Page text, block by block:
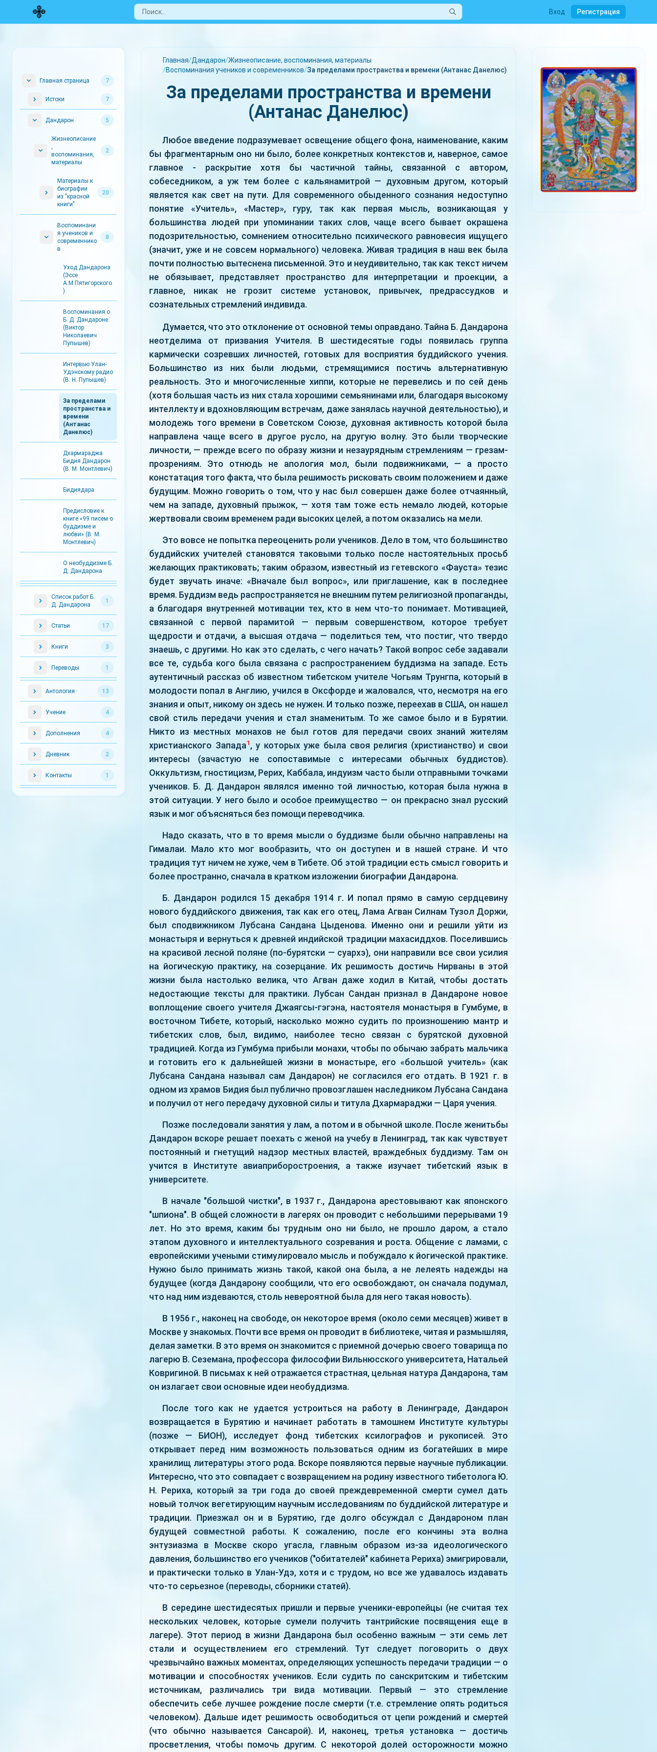
Вход Регистрация
Главная страница 7
Истоки 7
Дандарон 5
Жизнеописание
,
воспоминания,
материалы
2
Материалы к
биографии
из "красной
книги"
20
Воспоминани
я учеников и
современнико
в
8
Уход Дандарона
(Эссе
А.М.Пятигорского
)
Воспоминания о
Б. Д. Дандароне
(Виктор
Николаевич
Пупышев)
Интервью Улан-
Удэнскому радио
(В. Н. Пупышев)
За пределами
пространства и
времени
(Антанас
Данелюс)
Дхармараджа
Бидия Дандарон
(В. М. Монтлевич)
Бидиядара
Предисловие к
книге «99 писем о
буддизме и
любви» (В. М.
Монтлевич)
О необуддизме Б.
Д. Дандарона
Список работ Б.
Д. Дандарона
1
Статьи 17
Книги 3
Переводы 1
Антология 13
Учение 4
Дополнения 4
Дневник 2
Контакты 1
Главная/Дандарон/Жизнеописание, воспоминания, материалы
/Воспоминания учеников и современников/За пределами пространства и времени (Антанас Данелюс)
За пределами пространства и времени
(Антанас Данелюс)
Любое введение подразумевает освещение общего фона, наименование, каким
бы фрагментарным оно ни было, более конкретных контекстов и, наверное, самое
главное - раскрытие хотя бы частичной тайны, связанной с автором,
собеседником, а уж тем более с кальянамитрой — духовным другом, который
является как свет на пути. Для современного обыденного сознания недоступно
понятие «Учитель», «Мастер», гуру, так как первая мысль, возникающая у
большинства людей при упоминании таких слов, чаще всего бывает окрашена
подозрительностью, сомнением относительно психического равновесия ищущего
(значит, уже и не совсем нормального) человека. Живая традиция в наш век была
почти полностью вытеснена письменной. Это и неудивительно, так как текст ничем
не обязывает, представляет пространство для интерпретации и проекции, а
главное, никак не грозит системе установок, привычек, предрассудков и
сознательных стремлений индивида.
Думается, что это отклонение от основной темы оправдано. Тайна Б. Дандарона
неотделима от призвания Учителя. В шестидесятые годы появилась группа
кармически созревших личностей, готовых для восприятия буддийского учения.
Большинство из них были людьми, стремящимися постичь альтернативную
реальность. Это и многочисленные хиппи, которые не перевелись и по сей день
(хотя большая часть из них стала хорошими семьянинами или, благодаря высокому
интеллекту и вдохновляющим встречам, даже занялась научной деятельностью), и
молодежь того времени в Советском Союзе, духовная активность которой была
направлена чаще всего в другое русло, на другую волну. Это были творческие
личности, — прежде всего по образу жизни и незаурядным стремлениям — грезам-
прозрениям. Это отнюдь не апология мол, были подвижниками, — а просто
констатация того факта, что была решимость рисковать своим положением и даже
будущим. Можно говорить о том, что у нас был совершен даже более отчаянный,
чем на западе, духовный прыжок, — хотя там тоже есть немало людей, которые
жертвовали своим временем ради высоких целей, а потом оказались на мели.
Это вовсе не попытка переоценить роли учеников. Дело в том, что большинство
буддийских учителей становятся таковыми только после настоятельных просьб
желающих практиковать; таким образом, известный из гетевского «Фауста» тезис
будет звучать иначе: «Вначале был вопрос», или приглашение, как в последнее
время. Буддизм ведь распространяется не внешним путем религиозной пропаганды,
а благодаря внутренней мотивации тех, кто в нем что-то понимает. Мотивацией,
связанной с первой парамитой — первым совершенством, которое требует
щедрости и отдачи, а высшая отдача — поделиться тем, что постиг, что твердо
знаешь, с другими. Но как это сделать, с чего начать? Такой вопрос себе задавали
все те, судьба кого была связана с распространением буддизма на западе. Есть
аутентичный рассказ об известном тибетском учителе Чогьям Трунгпа, который в
молодости попал в Англию, учился в Оксфорде и жаловался, что, несмотря на его
знания и опыт, никому он здесь не нужен. И только позже, переехав в США, он нашел
свой стиль передачи учения и стал знаменитым. То же самое было и в Бурятии.
Никто из местных монахов не был готов для передачи своих знаний жителям
христианского Запада1, у которых уже была своя религия (христианство) и свои
интересы (зачастую не сопоставимые с интересами обычных буддистов).
Оккультизм, гностицизм, Рерих, Каббала, индуизм часто были отправными точками
учеников. Б. Д. Дандарон являлся именно той личностью, которая была нужна в
этой ситуации. У него было и особое преимущество — он прекрасно знал русский
язык и мог объясняться без помощи переводчика.
Надо сказать, что в то время мысли о буддизме были обычно направлены на
Гималаи. Мало кто мог вообразить, что он доступен и в нашей стране. И что
традиция тут ничем не хуже, чем в Тибете. Об этой традиции есть смысл говорить и
более пространно, сначала в кратком изложении биографии Дандарона.
Б. Дандарон родился 15 декабря 1914 г. И попал прямо в самую сердцевину
нового буддийского движения, так как его отец, Лама Агван Силнам Тузол Доржи,
был сподвижником Лубсана Сандана Цыденова. Именно они и решили уйти из
монастыря и вернуться к древней индийской традиции махасиддхов. Поселившись
на красивой лесной поляне (по-бурятски — суархэ), они направили все свои усилия
на йогическую практику, на созерцание. Их решимость достичь Нирваны в этой
жизни была настолько велика, что Агван даже ходил в Китай, чтобы достать
недостающие тексты для практики. Лубсан Сандан признал в Дандароне новое
воплощение своего учителя Джаягсы-гэгэна, настоятеля монастыря в Гумбуме, в
восточном Тибете, который, насколько можно судить по произношению мантр и
тибетских слов, был, видимо, наиболее тесно связан с бурятской духовной
традицией. Когда из Гумбума прибыли монахи, чтобы по обычаю забрать мальчика
и готовить его к дальнейшей жизни в монастыре, его «большой учитель» (как
Лубсана Сандана называл сам Дандарон) не согласился его отдать. В 1921 г. в
одном из храмов Бидия был публично провозглашен наследником Лубсана Сандана
и получил от него передачу духовной силы и титула Дхармараджи — Царя учения.
Позже последовали занятия у лам, а потом и в обычной школе. После женитьбы
Дандарон вскоре решает поехать с женой на учебу в Ленинград, так как чувствует
постоянный и гнетущий надзор местных властей, враждебных буддизму. Там он
учится в Институте авиаприборостроения, а также изучает тибетский язык в
университете.
В начале "большой чистки", в 1937 г., Дандарона арестовывают как японского
"шпиона". В общей сложности в лагерях он проводит с небольшими перерывами 19
лет. Но это время, каким бы трудным оно ни было, не прошло даром, а стало
этапом духовного и интеллектуального созревания и роста. Общение с ламами, с
европейскими учеными стимулировало мысль и побуждало к йогической практике.
Нужно было принимать жизнь такой, какой она была, а не лелеять надежды на
будущее (когда Дандарону сообщили, что его освобождают, он сначала подумал,
что над ним издеваются, столь невероятной была для него такая новость).
В 1956 г., наконец на свободе, он некоторое время (около семи месяцев) живет в
Москве у знакомых. Почти все время он проводит в библиотеке, читая и размышляя,
делая заметки. В это время он знакомится с приемной дочерью своего товарища по
лагерю В. Сеземана, профессора философии Вильнюсского университета, Натальей
Ковригиной. В письмах к ней отражается страстная, цельная натура Дандарона, там
он излагает свои основные идеи необуддизма.
После того как не удается устроиться на работу в Ленинграде, Дандарон
возвращается в Бурятию и начинает работать в тамошнем Институте культуры
(позже — БИОН), исследует фонд тибетских ксилографов и рукописей. Это
открывает перед ним возможность пользоваться одним из богатейших в мире
хранилищ литературы этого рода. Вскоре появляются первые научные публикации.
Интересно, что это совпадает с возвращением на родину известного тибетолога Ю.
Н. Рериха, который за три года до своей преждевременной смерти сумел дать
новый толчок вегетирующим научным исследованиям по буддийской литературе и
традиции. Приезжал он и в Бурятию, где долго обсуждал с Дандароном план
будущей совместной работы. К сожалению, после его кончины эта волна
энтузиазма в Москве скоро угасла, главным образом из-за идеологического
давления, большинство его учеников ("обитателей" кабинета Рериха) эмигрировали,
и практически только в Улан-Удэ, хотя и с трудом, но все же удавалось издавать
что-то серьезное (переводы, сборники статей).
В середине шестидесятых пришли и первые ученики-европейцы (не считая тех
нескольких человек, которые сумели получить тантрийские посвящения еще в
лагере). Этот период в жизни Дандарона был особенно важным — эти семь лет
стали и осуществлением его стремлений. Тут следует поговорить о двух
чрезвычайно важных моментах, определяющих успешность передачи традиции — о
мотивации и способностях учеников. Если судить по санскритским и тибетским
источникам, различались три вида мотивации. Первый — это стремление
обеспечить себе лучшее рождение после смерти (т.е. стремление опять родиться
человеком). Дальше идет решимость освободиться от цепи рождений и смертей
(что обычно называется Сансарой). И, наконец, третья установка — достичь
просветления, чтобы помочь другим. С некоторой долей осторожности можно